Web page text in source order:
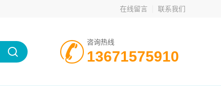
在线留言 联系我们
咨询热线
13671575910